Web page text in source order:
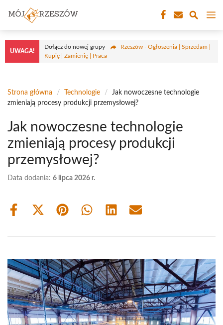
treści
UWAGA!
Dołącz do nowej grupy
Rzeszów - Ogłoszenia | Sprzedam |
Kupię | Zamienię | Praca
Strona główna / Technologie /
Jak nowoczesne technologie
zmieniają procesy produkcji przemysłowej?
Jak nowoczesne technologie
zmieniają procesy produkcji
przemysłowej?
Data dodania: 6 lipca 2026 r.
Share
Share
(Twitter)
Share Share Share Share